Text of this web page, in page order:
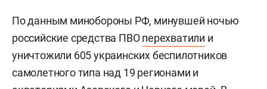
По данным минобороны РФ, минувшей ночью
российские средства ПВОперехватили и
уничтожили 605 украинских беспилотников
самолетного типа над 19 регионами и